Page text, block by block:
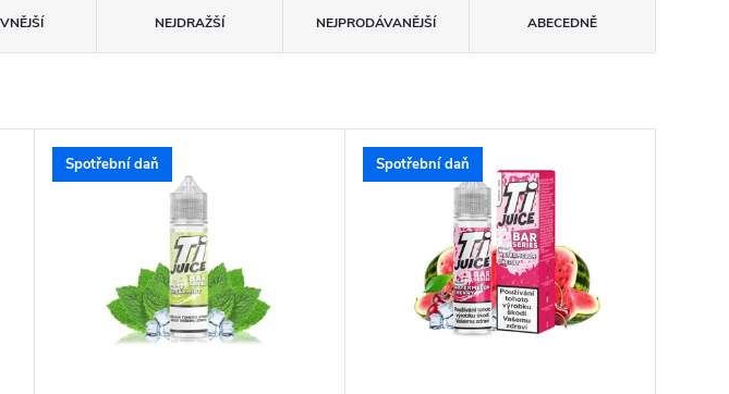
NEJDRAŽŠÍ NEJPRODÁVANĚJŠÍ ABECEDNĚ
Spotřební daň Spotřební daň